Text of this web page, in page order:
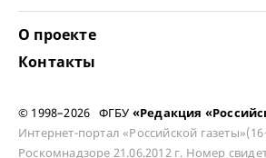
О проекте
Контакты
© 1998–2026 ФГБУ «Редакция
Интернет-портал «Российской
Роскомнадзоре 21.06.2012 г. Номер